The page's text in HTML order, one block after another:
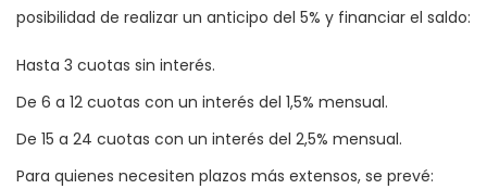
posibilidad de realizar un anticipo del 5% y financiar el saldo:
Hasta 3 cuotas sin interés.
De 6 a 12 cuotas con un interés del 1,5% mensual.
De 15 a 24 cuotas con un interés del 2,5% mensual.
Para quienes necesiten plazos más extensos, se prevé: